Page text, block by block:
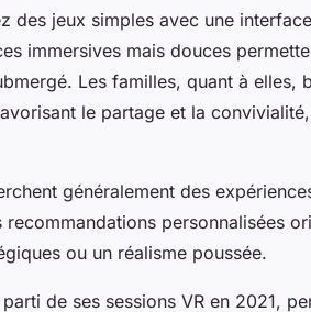
des jeux simples avec une
immersives mais douces
Les familles, quant à elles,
le partage et la
généralement des
personnalisées
ou un réalisme poussée.
de ses sessions VR en 2021,